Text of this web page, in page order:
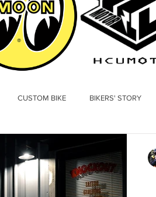
CUSTOM BIKE BIKERS' STORY